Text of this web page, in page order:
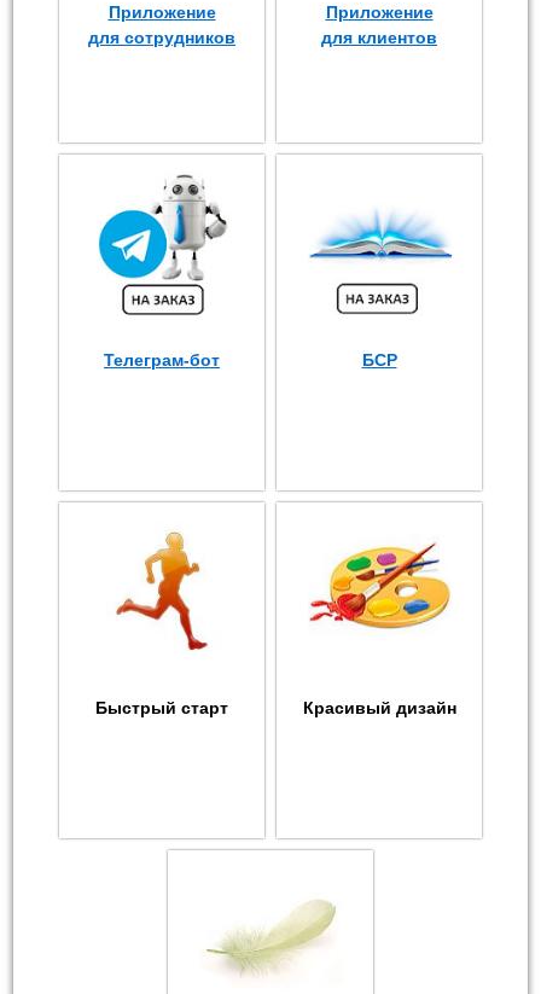
Приложение
для сотрудников
Приложение
для клиентов
Телеграм-бот БСР
Быстрый старт Красивый дизайн